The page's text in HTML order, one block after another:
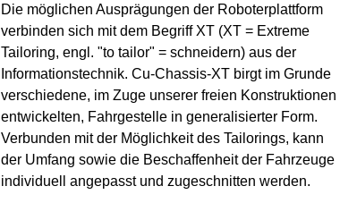
Die möglichen Ausprägungen der Roboterplattform
verbinden sich mit dem Begriff XT (XT = Extreme
Tailoring, engl. "to tailor" = schneidern) aus der
Informationstechnik. Cu-Chassis-XT birgt im Grunde
verschiedene, im Zuge unserer freien Konstruktionen
entwickelten, Fahrgestelle in generalisierter Form.
Verbunden mit der Möglichkeit des Tailorings, kann
der Umfang sowie die Beschaffenheit der Fahrzeuge
individuell angepasst und zugeschnitten werden.